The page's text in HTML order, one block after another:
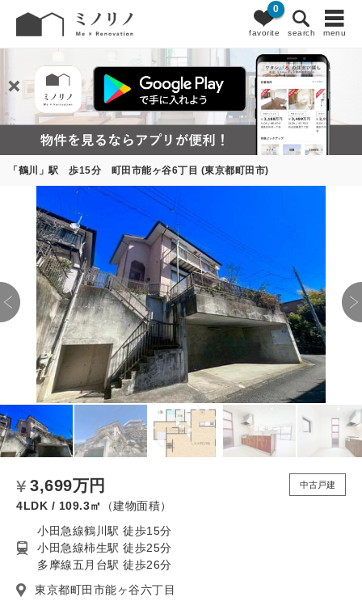
favorite
0
search menu
「鶴川」駅 歩15分 町田市能ヶ谷6丁目 (東京都町田市)
3,699万円
4LDK / 109.3㎡ （建物面積）
中古戸建
小田急線鶴川駅 徒歩15分
小田急線柿生駅 徒歩25分
多摩線五月台駅 徒歩26分
東京都町田市能ヶ谷六丁目